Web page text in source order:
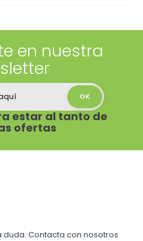
en nuestra
estar al tanto de
ofertas
duda. Contacta con nosotros